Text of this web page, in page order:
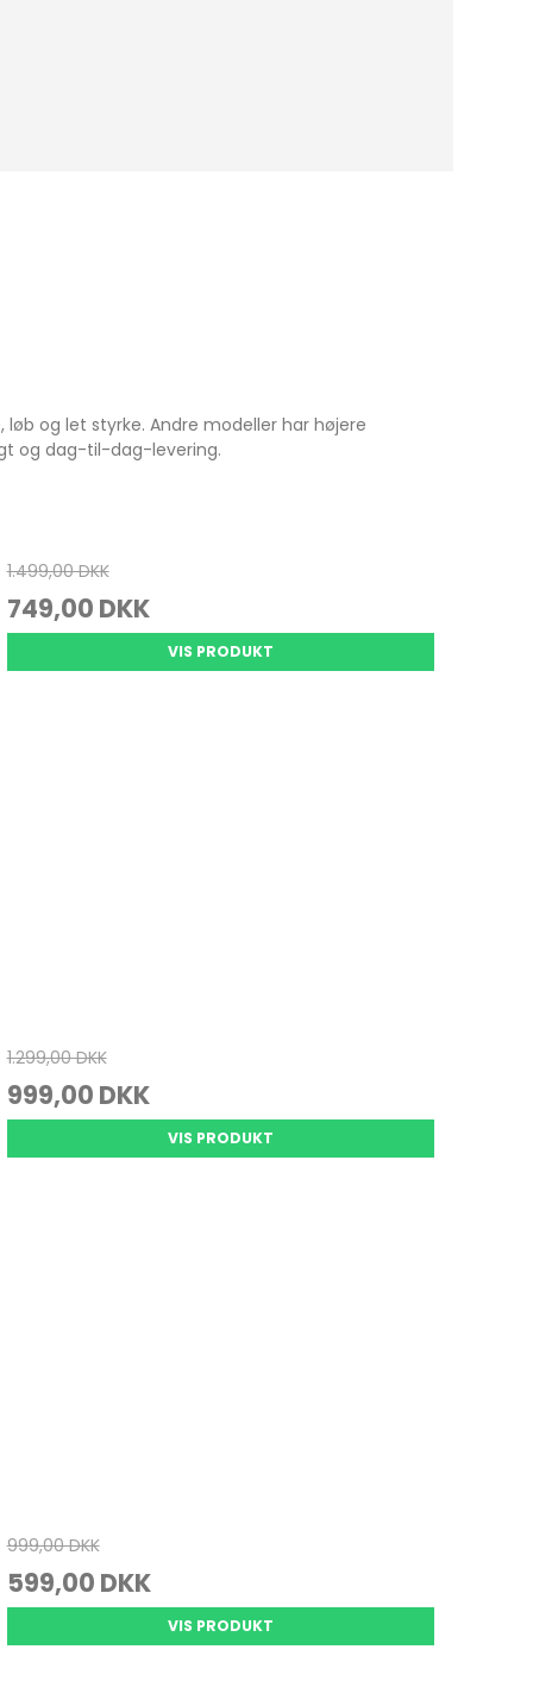
og let styrke. Andre modeller har højere
og dag-til-dag-levering.
1.499,00 DKK
749,00 DKK
VIS PRODUKT
1.299,00 DKK
999,00 DKK
VIS PRODUKT
999,00 DKK
599,00 DKK
VIS PRODUKT